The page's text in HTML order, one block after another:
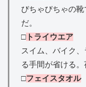
びちゃびちゃの
だ。
□ トライウエア
スイム、バイク
る手間が省ける。
□フェイスタオル